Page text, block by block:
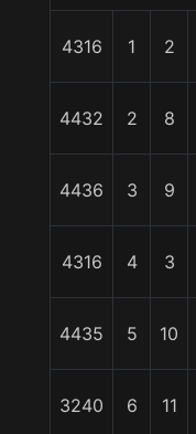
4316 1 2
4432 2 8
4436 3 9
4316 4 3
4435 5 10
3240 6 11